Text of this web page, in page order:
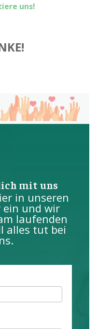
uns!
mit uns
in unseren
ein und wir
laufenden
alles tut bei